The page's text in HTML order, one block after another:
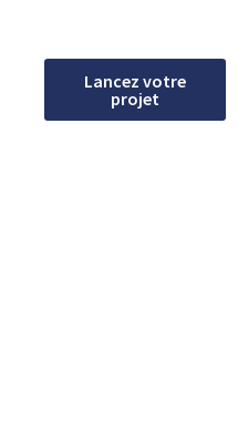
Lancez votre
projet